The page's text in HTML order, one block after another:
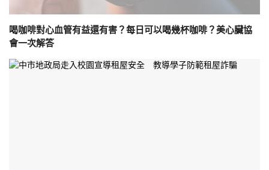
喝咖啡對心血管有益還有害？每日可以喝幾杯咖啡？美心臟協
會一次解答